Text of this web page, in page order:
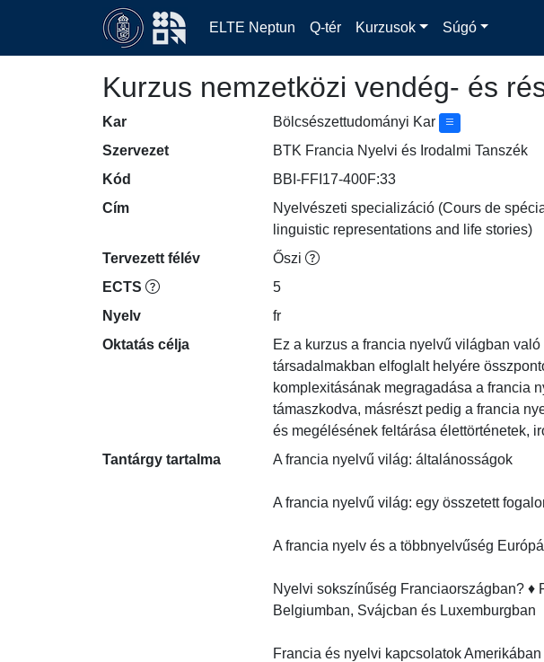
ELTE Neptun Q-tér Kurzusok Súgó
Kurzus nemzetközi vendég- és
Kar
Bölcsészettudományi Kar
Szervezet
BTK Francia Nyelvi és Irodalmi Tanszék
Kód
BBI-FFI17-400F:33
Cím
Nyelvészeti specializáció (Cours de
linguistic representations and life stories)
Tervezett félév
Őszi
ECTS
5
Nyelv
fr
Oktatás célja
Ez a kurzus a francia nyelvű világban
társadalmakban elfoglalt helyére
komplexitásának megragadása a francia
támaszkodva, másrészt pedig a francia
és megélésének feltárása élettörténetek,
Tantárgy tartalma
A francia nyelvű világ: általánosságok
A francia nyelvű világ: egy összetett
A francia nyelv és a többnyelvűség
Nyelvi sokszínűség Franciaországban? ♦
Belgiumban, Svájcban és Luxemburgban
Francia és nyelvi kapcsolatok Amerikában